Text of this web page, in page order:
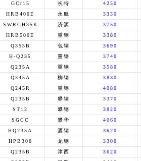
GCr15 长特 4250
HRB400E 永航 3330
SWRCH35K 济源 3750
HRB500E 重钢 3380
Q355B 包钢 3690
H-Q235 重钢 3740
Q235A 重钢 3580
Q345A 柳钢 3830
Q245R 重钢 4080
Q235B 攀钢 3370
ST12 攀钢 3820
SGCC 攀华 4060
HQ235A 酒钢 3620
HPB300 龙钢 3300
Q235B 津西 3620